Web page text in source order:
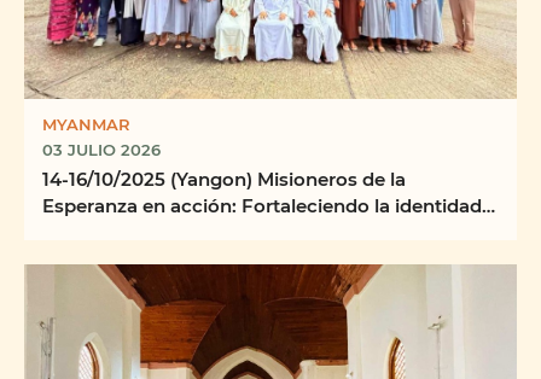
MYANMAR
03 JULIO 2026
14-16/10/2025 (Yangon) Misioneros de la
Esperanza en acción: Fortaleciendo la identidad,